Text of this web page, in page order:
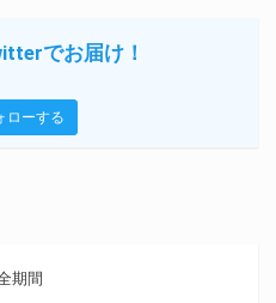
でお届け！
ローする
期間